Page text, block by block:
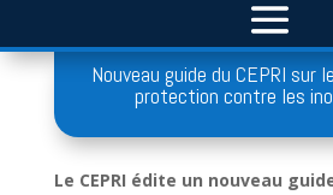
Nouveau guide du CEPRI sur
protection contre les
Le CEPRI édite un nouveau